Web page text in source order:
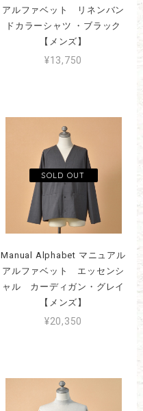
アルファベット リネンバン
ドカラーシャツ ・ブラック
【メンズ】
¥13,750
Manual Alphabet マニュアル
アルファベット エッセンシ
ャル カーディガン・グレイ
【メンズ】
¥20,350